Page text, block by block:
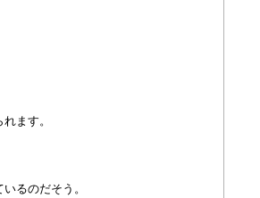
ます。
るのだそう。